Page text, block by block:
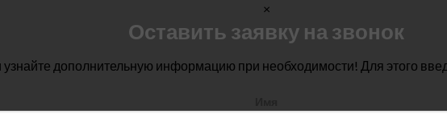
×
Оставить заявку на звонок
узнайте дополнительную информацию при необходимости! Для этого